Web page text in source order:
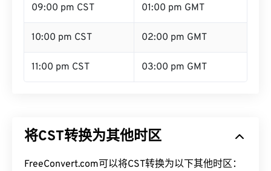
09:00 pm CST 01:00 pm GMT
10:00 pm CST 02:00 pm GMT
11:00 pm CST 03:00 pm GMT
将CST转换为其他时区
FreeConvert.com可以将CST转换为以下其他时区：